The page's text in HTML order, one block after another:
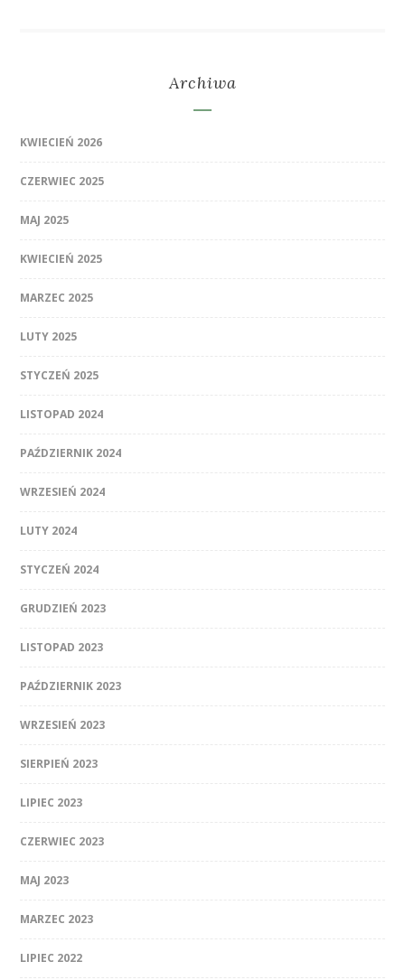
Archiwa
KWIECIEŃ 2026
CZERWIEC 2025
MAJ 2025
KWIECIEŃ 2025
MARZEC 2025
LUTY 2025
STYCZEŃ 2025
LISTOPAD 2024
PAŹDZIERNIK 2024
WRZESIEŃ 2024
LUTY 2024
STYCZEŃ 2024
GRUDZIEŃ 2023
LISTOPAD 2023
PAŹDZIERNIK 2023
WRZESIEŃ 2023
SIERPIEŃ 2023
LIPIEC 2023
CZERWIEC 2023
MAJ 2023
MARZEC 2023
LIPIEC 2022